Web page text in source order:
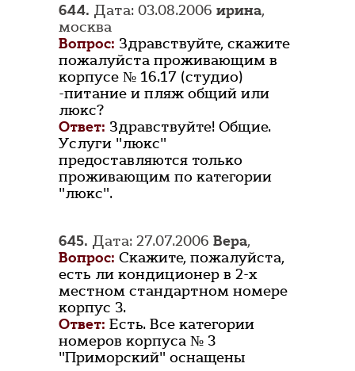
644. Дата: 03.08.2006 ирина,
москва
Вопрос: Здравствуйте, скажите
пожалуйста проживающим в
корпусе № 16.17 (студио)
-питание и пляж общий или
люкс?
Ответ: Здравствуйте! Общие.
Услуги "люкс"
предоставляются только
проживающим по категории
"люкс".
645. Дата: 27.07.2006 Вера,
Вопрос: Скажите, пожалуйста,
есть ли кондиционер в 2-х
местном стандартном номере
корпус 3.
Ответ: Есть. Все категории
номеров корпуса № 3
"Приморский" оснащены